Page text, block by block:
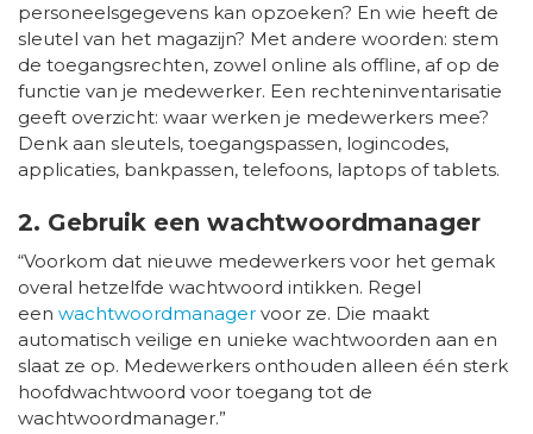
personeelsgegevens kan opzoeken? En wie heeft de
sleutel van het magazijn? Met andere woorden: stem
de toegangsrechten, zowel online als offline, af op de
functie van je medewerker. Een rechteninventarisatie
geeft overzicht: waar werken je medewerkers mee?
Denk aan sleutels, toegangspassen, logincodes,
applicaties, bankpassen, telefoons, laptops of tablets.
2. Gebruik een wachtwoordmanager
“Voorkom dat nieuwe medewerkers voor het gemak
overal hetzelfde wachtwoord intikken. Regel
een wachtwoordmanager voor ze. Die maakt
automatisch veilige en unieke wachtwoorden aan en
slaat ze op. Medewerkers onthouden alleen één sterk
hoofdwachtwoord voor toegang tot de
wachtwoordmanager.”